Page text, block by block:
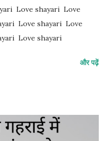
Love shayari Love
Love shayari Love
Love shayari
और पढ़ें